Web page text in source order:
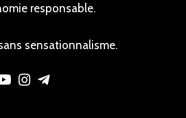
responsable.
sensationnalisme.